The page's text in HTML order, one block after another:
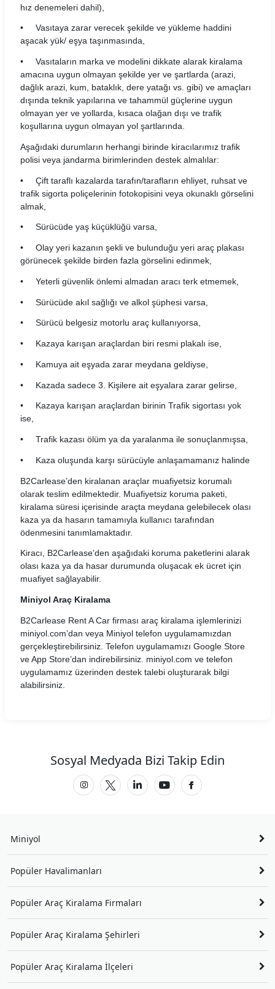
hız denemeleri dahil),
• Vasıtaya zarar verecek şekilde ve yükleme haddini
aşacak yük/ eşya taşınmasında,
• Vasıtaların marka ve modelini dikkate alarak kiralama
amacına uygun olmayan şekilde yer ve şartlarda (arazi,
dağlık arazi, kum, bataklık, dere yatağı vs. gibi) ve amaçları
dışında teknik yapılarına ve tahammül güçlerine uygun
olmayan yer ve yollarda, kısaca olağan dışı ve trafik
koşullarına uygun olmayan yol şartlarında.
Aşağıdaki durumların herhangi birinde kiracılarımız trafik
polisi veya jandarma birimlerinden destek almalılar:
• Çift taraflı kazalarda tarafın/tarafların ehliyet, ruhsat ve
trafik sigorta poliçelerinin fotokopisini veya okunaklı görselini
almak,
• Sürücüde yaş küçüklüğü varsa,
• Olay yeri kazanın şekli ve bulunduğu yeri araç plakası
görünecek şekilde birden fazla görselini edinmek,
• Yeterli güvenlik önlemi almadan aracı terk etmemek,
• Sürücüde akıl sağlığı ve alkol şüphesi varsa,
• Sürücü belgesiz motorlu araç kullanıyorsa,
• Kazaya karışan araçlardan biri resmi plakalı ise,
• Kamuya ait eşyada zarar meydana geldiyse,
• Kazada sadece 3. Kişilere ait eşyalara zarar gelirse,
• Kazaya karışan araçlardan birinin Trafik sigortası yok
ise,
• Trafik kazası ölüm ya da yaralanma ile sonuçlanmışsa,
• Kaza oluşunda karşı sürücüyle anlaşamamanız halinde
B2Carlease’den kiralanan araçlar muafiyetsiz korumalı
olarak teslim edilmektedir. Muafiyetsiz koruma paketi,
kiralama süresi içerisinde araçta meydana gelebilecek olası
kaza ya da hasarın tamamıyla kullanıcı tarafından
ödenmesini tanımlamaktadır.
Kiracı, B2Carlease’den aşağıdaki koruma paketlerini alarak
olası kaza ya da hasar durumunda oluşacak ek ücret için
muafiyet sağlayabilir.
Miniyol Araç Kiralama
B2Carlease Rent A Car firması araç kiralama işlemlerinizi
miniyol.com’dan veya Miniyol telefon uygulamamızdan
gerçekleştirebilirsiniz. Telefon uygulamamızı Google Store
ve App Store’dan indirebilirsiniz. miniyol.com ve telefon
uygulamamız üzerinden destek talebi oluşturarak bilgi
alabilirsiniz.
Sosyal Medyada Bizi Takip Edin
Miniyol
Popüler Havalimanları
Popüler Araç Kiralama Firmaları
Popüler Araç Kiralama Şehirleri
Popüler Araç Kiralama İlçeleri